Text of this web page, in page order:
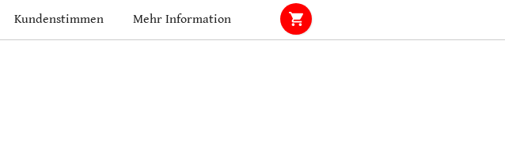
Kundenstimmen Mehr Information